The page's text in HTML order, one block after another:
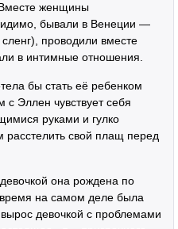
женщины
бывали в Венеции —
проводили вместе
в интимные отношения.
бы стать её ребенком
Эллен чувствует себя
руками и гулко
свой плащ перед
она рождена по
на самом деле была
девочкой с проблемами